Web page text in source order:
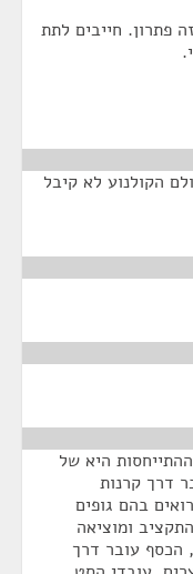
פתרון. חייבים לתת
הקולנוע לא קיבל
היא של
דרך קרנות
בהם גופים
ומוציאה
הכסף עובר דרך